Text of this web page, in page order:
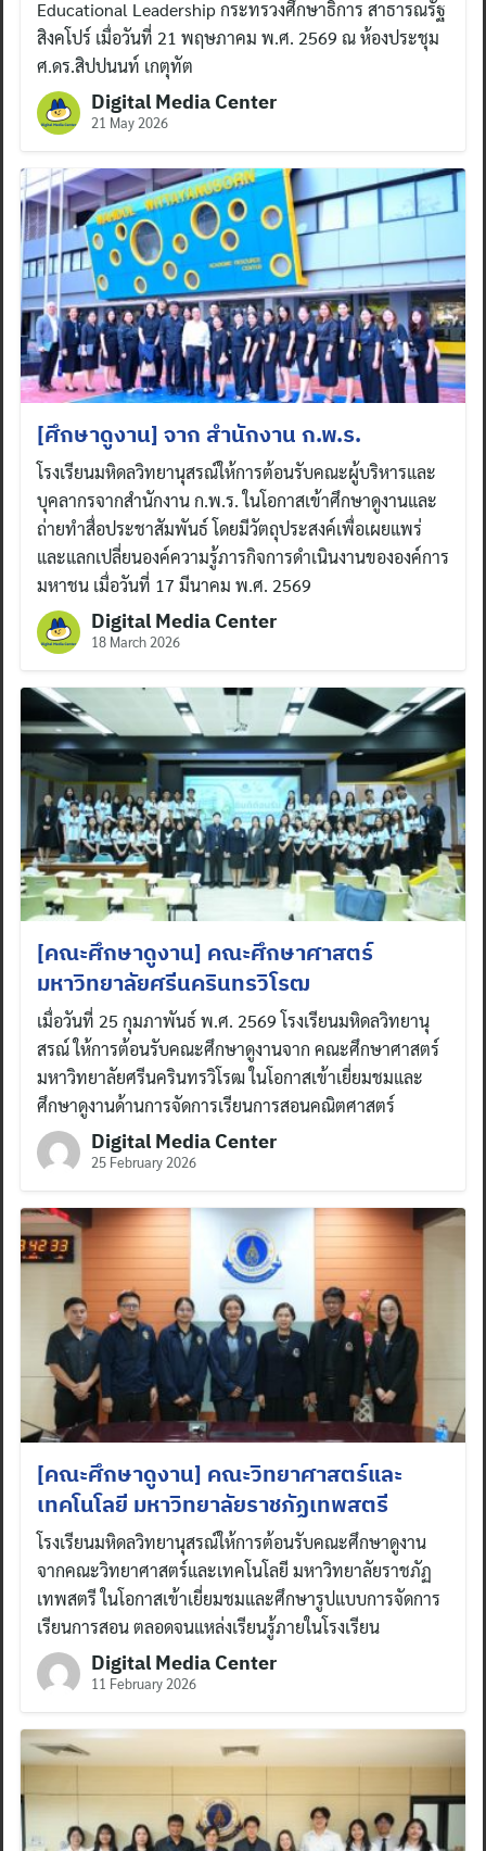
Search
Educational Leadership กระทรวงศึกษาธิการ สาธารณรัฐ
สิงคโปร์ เมื่อวันที่ 21 พฤษภาคม พ.ศ. 2569 ณ ห้องประชุม
ศ.ดร.สิปปนนท์ เกตุทัต
Digital Media Center
21 May 2026
[ศึกษาดูงาน] จาก สำนักงาน ก.พ.ร.
โรงเรียนมหิดลวิทยานุสรณ์ให้การต้อนรับคณะผู้บริหารและ
บุคลากรจากสำนักงาน ก.พ.ร. ในโอกาสเข้าศึกษาดูงานและ
ถ่ายทำสื่อประชาสัมพันธ์ โดยมีวัตถุประสงค์เพื่อเผยแพร่
และแลกเปลี่ยนองค์ความรู้ภารกิจการดำเนินงานขององค์การ
มหาชน เมื่อวันที่ 17 มีนาคม พ.ศ. 2569
Digital Media Center
18 March 2026
[คณะศึกษาดูงาน] คณะศึกษาศาสตร์
มหาวิทยาลัยศรีนครินทรวิโรฒ
เมื่อวันที่ 25 กุมภาพันธ์ พ.ศ. 2569 โรงเรียนมหิดลวิทยานุ
สรณ์ ให้การต้อนรับคณะศึกษาดูงานจาก คณะศึกษาศาสตร์
มหาวิทยาลัยศรีนครินทรวิโรฒ ในโอกาสเข้าเยี่ยมชมและ
ศึกษาดูงานด้านการจัดการเรียนการสอนคณิตศาสตร์
Digital Media Center
25 February 2026
[คณะศึกษาดูงาน] คณะวิทยาศาสตร์และ
เทคโนโลยี มหาวิทยาลัยราชภัฏเทพสตรี
โรงเรียนมหิดลวิทยานุสรณ์ให้การต้อนรับคณะศึกษาดูงาน
จากคณะวิทยาศาสตร์และเทคโนโลยี มหาวิทยาลัยราชภัฏ
เทพสตรี ในโอกาสเข้าเยี่ยมชมและศึกษารูปแบบการจัดการ
เรียนการสอน ตลอดจนแหล่งเรียนรู้ภายในโรงเรียน
Digital Media Center
11 February 2026